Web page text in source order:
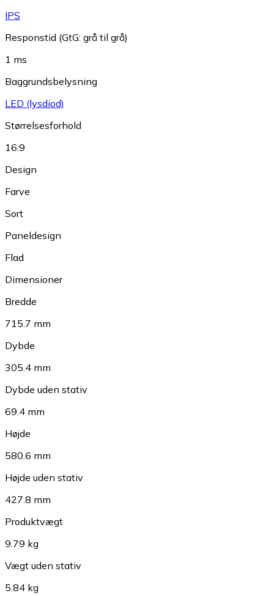
IPS
Responstid (GtG: grå til grå)
1 ms
Baggrundsbelysning
LED (lysdiod)
Størrelsesforhold
16:9
Design
Farve
Sort
Paneldesign
Flad
Dimensioner
Bredde
715.7 mm
Dybde
305.4 mm
Dybde uden stativ
69.4 mm
Højde
580.6 mm
Højde uden stativ
427.8 mm
Produktvægt
9.79 kg
Vægt uden stativ
5.84 kg